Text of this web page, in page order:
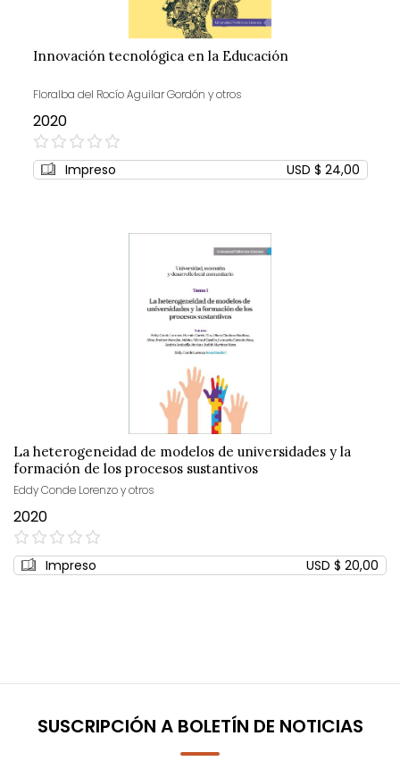
Innovación tecnológica en la Educación
Floralba del Rocío Aguilar Gordón y otros
2020
0%
Impreso USD $ 24,00
La heterogeneidad de modelos de universidades y la
formación de los procesos sustantivos
Eddy Conde Lorenzo y otros
2020
0%
Impreso USD $ 20,00
SUSCRIPCIÓN A BOLETÍN DE NOTICIAS